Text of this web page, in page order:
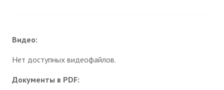
Видео:
Нет доступных видеофайлов.
Документы в PDF: